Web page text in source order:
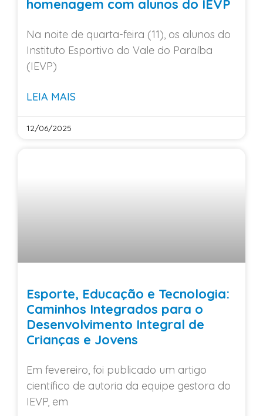
homenagem com alunos do IEVP
Na noite de quarta-feira (11), os alunos do
Instituto Esportivo do Vale do Paraíba
(IEVP)
LEIA MAIS
12/06/2025
Esporte, Educação e Tecnologia:
Caminhos Integrados para o
Desenvolvimento Integral de
Crianças e Jovens
Em fevereiro, foi publicado um artigo
científico de autoria da equipe gestora do
IEVP, em